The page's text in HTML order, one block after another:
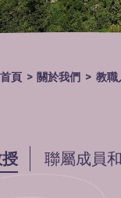
首頁 > 關於我們 > 教職
聯屬成員